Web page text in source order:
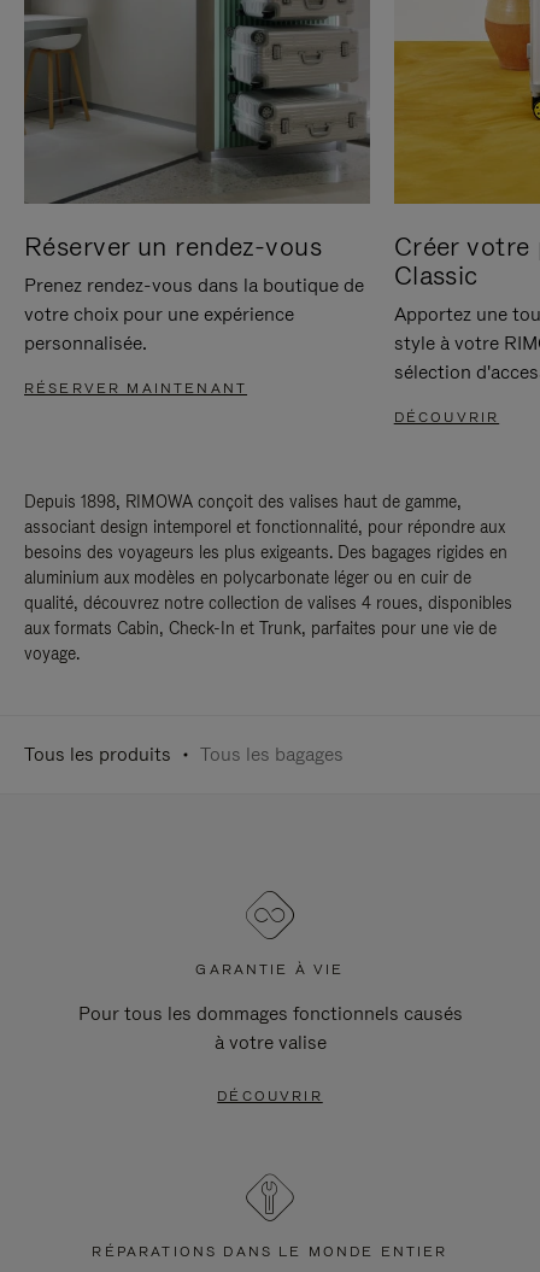
Réserver un rendez-vous
Prenez rendez-vous dans la boutique de
votre choix pour une expérience
personnalisée.
RÉSERVER MAINTENANT
Créer votre
Classic
Apportez une
style à votre
sélection
DÉCOUVRIR
Depuis 1898, RIMOWA conçoit des valises haut de gamme,
associant design intemporel et fonctionnalité, pour répondre aux
besoins des voyageurs les plus exigeants. Des bagages rigides en
aluminium aux modèles en polycarbonate léger ou en cuir de
qualité, découvrez notre collection de valises 4 roues, disponibles
aux formats Cabin, Check-In et Trunk, parfaites pour une vie de
voyage.
Tous les produits Tous les bagages
GARANTIE À VIE
Pour tous les dommages fonctionnels causés
à votre valise
DÉCOUVRIR
RÉPARATIONS DANS LE MONDE ENTIER